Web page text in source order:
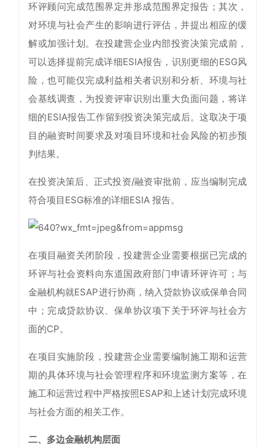
环评顾问完成范围界定并形成范围界定报告；其次，
对环境与社会产生的影响进行评估，并提出相应的缓
解或加强计划。在投建营企业内部投资决策完成前，
可以选择提前完成详细ESIA报告，识别更细的ESG风
险，也可能仅完成利益相关者识别和分析、环境与社
会基线调查，为投资评审识别出重大负面问题，将详
细的ESIA报告工作留到投资决策完成后。这取决于项
目的融资时间要求及对项目环境和社会风险的初步预
判结果。
在投资决策后、正式投资/融资审批前，应当编制完成
符合项目ESG标准的详细ESIA 报告。
在项目融资关闭阶段，投建营企业需要根据已完成的
环评与社会资料向东道国政府部门申请环评许可；与
金融机构就ESAP进行协商，纳入贷款协议或保单合同
中；完成贷款协议、保单协议项下关于环评与社会方
面的CP。
在项目实施阶段，投建营企业需要编制施工期和运营
期的具体环境与社会管理程序和环境监测方案等，在
施工和运营过程中严格按照ESAP和上述计划完成环境
与社会方面的相关工作。
二、多边金融机构层面